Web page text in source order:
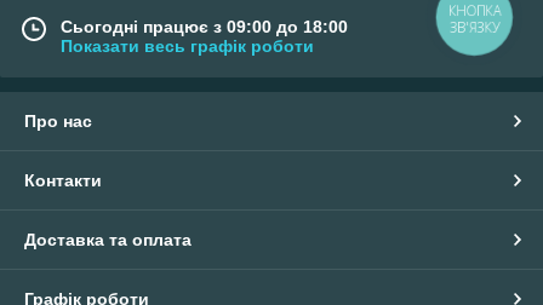
Сьогодні працює з 09:00 до 18:00
Показати весь графік роботи
Про нас
Контакти
Доставка та оплата
Графік роботи
КНОПКА
ЗВ'ЯЗКУ